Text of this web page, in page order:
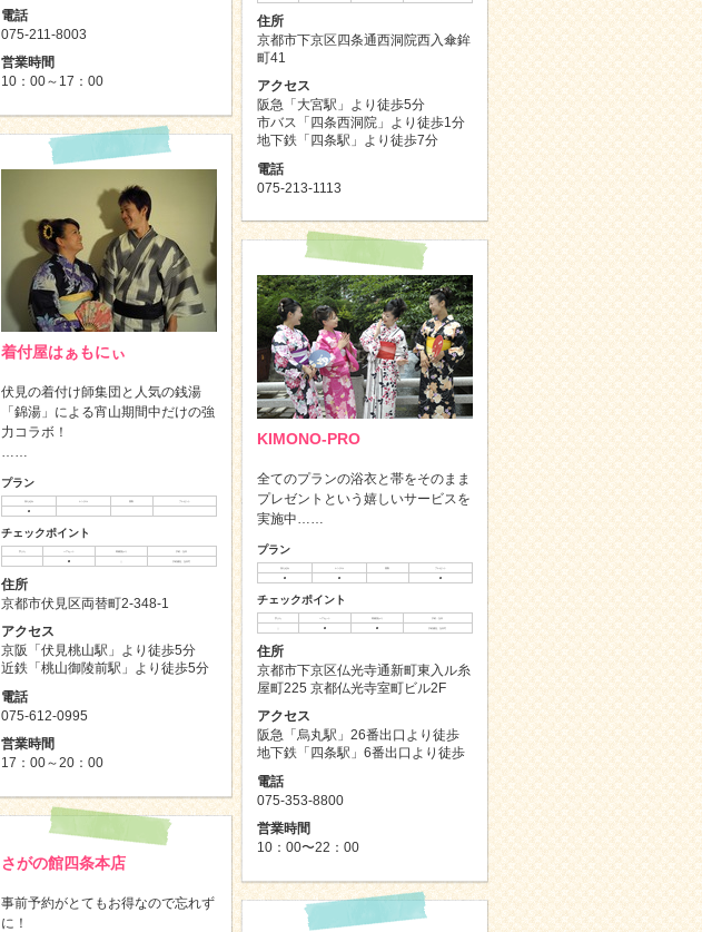
電話
075-211-8003
営業時間
10：00～17：00
住所
京都市下京区四条通西洞院西入傘鉾
町41
アクセス
阪急「大宮駅」より徒歩5分
市バス「四条西洞院」より徒歩1分
地下鉄「四条駅」より徒歩7分
電話
075-213-1113
着付屋はぁもにぃ
伏見の着付け師集団と人気の銭湯
「錦湯」による宵山期間中だけの強
力コラボ！
……
プラン
チェックポイント
住所
京都市伏見区両替町2-348-1
アクセス
京阪「伏見桃山駅」より徒歩5分
近鉄「桃山御陵前駅」より徒歩5分
電話
075-612-0995
営業時間
17：00～20：00
KIMONO-PRO
全てのプランの浴衣と帯をそのまま
プレゼントという嬉しいサービスを
実施中……
プラン
チェックポイント
住所
京都市下京区仏光寺通新町東入ル糸
屋町225 京都仏光寺室町ビル2F
アクセス
阪急「烏丸駅」26番出口より徒歩
地下鉄「四条駅」6番出口より徒歩
電話
075-353-8800
営業時間
10：00〜22：00
さがの館四条本店
事前予約がとてもお得なので忘れず
に！